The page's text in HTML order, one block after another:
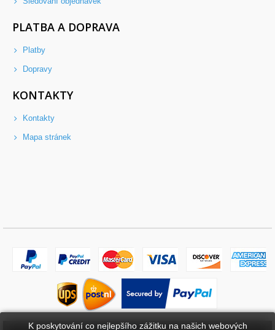
PLATBA A DOPRAVA
Platby
Dopravy
KONTAKTY
Kontakty
Mapa stránek
K poskytování co nejlepšího zážitku na našich webových